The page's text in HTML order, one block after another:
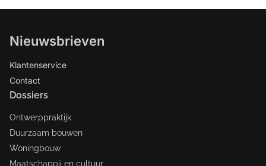
Nieuwsbrieven
Klantenservice
Contact
Dossiers
Ontwerppraktijk
Duurzaam bouwen
Woningbouw
Maatschappij en cultuur